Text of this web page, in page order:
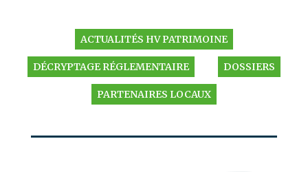
ACTUALITÉS HV PATRIMOINE
DÉCRYPTAGE RÉGLEMENTAIRE DOSSIERS
PARTENAIRES LOCAUX